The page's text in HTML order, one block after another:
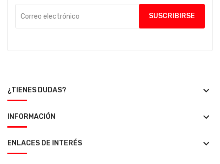
¿TIENES DUDAS? keyboard_arrow_down
INFORMACIÓN keyboard_arrow_down
ENLACES DE INTERÉS keyboard_arrow_down